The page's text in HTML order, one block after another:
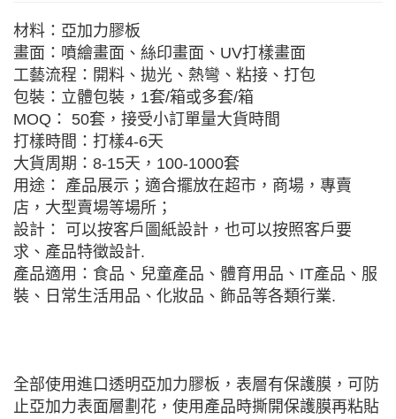
材料：亞加力膠板
畫面：噴繪畫面、絲印畫面、UV打樣畫面
工藝流程：開料、拋光、熱彎、粘接、打包
包裝：立體包裝，1套/箱或多套/箱
MOQ： 50套，接受小訂單量大貨時間
打樣時間：打樣4-6天
大貨周期：8-15天，100-1000套
用途： 產品展示；適合擺放在超市，商場，專賣
店，大型賣場等場所；
設計： 可以按客戶圖紙設計，也可以按照客戶要
求、產品特徵設計.
產品適用：食品、兒童產品、體育用品、IT產品、服
裝、日常生活用品、化妝品、飾品等各類行業.
全部使用進口透明亞加力膠板，表層有保護膜，可防
止亞加力表面層劃花，使用產品時撕開保護膜再粘貼